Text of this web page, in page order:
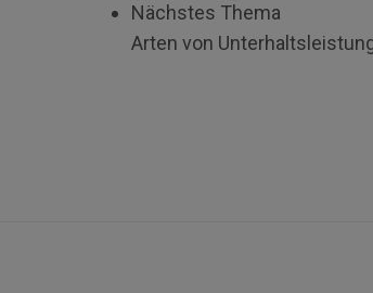
Nächstes Thema
Arten von